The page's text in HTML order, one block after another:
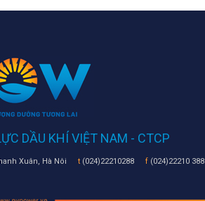
DẦU KHÍ VIỆT NAM - CTCP
Xuân, Hà Nôi t(024)22210288 f(024)22210 388